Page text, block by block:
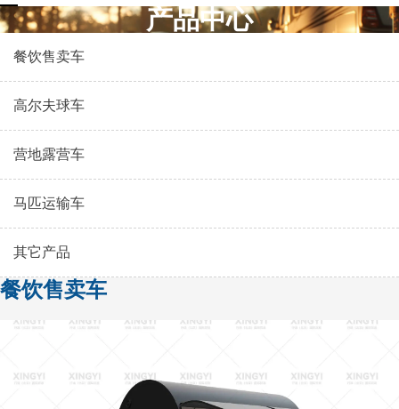
产品中心
餐饮售卖车
高尔夫球车
营地露营车
马匹运输车
其它产品
餐饮售卖车